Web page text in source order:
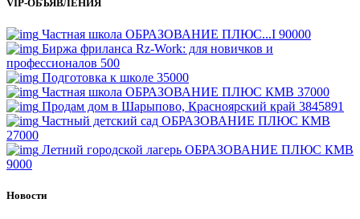
VIP-ОБЪЯВЛЕНИЯ
Частная школа ОБРАЗОВАНИЕ ПЛЮС...I 90000
Биржа фриланса Rz-Work: для новичков и
профессионалов 500
Подготовка к школе 35000
Частная школа ОБРАЗОВАНИЕ ПЛЮС КМВ 37000
Продам дом в Шарыпово, Красноярский край 3845891
Частный детский сад ОБРАЗОВАНИЕ ПЛЮС КМВ
27000
Летний городской лагерь ОБРАЗОВАНИЕ ПЛЮС КМВ
9000
Новости